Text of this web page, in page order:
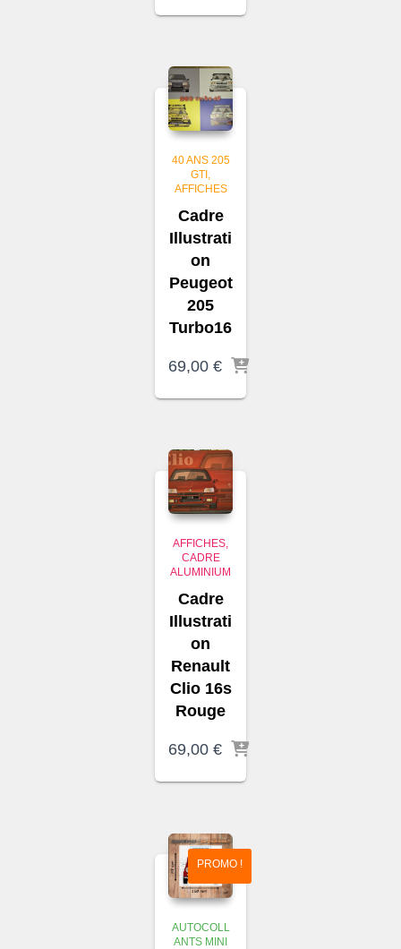
40 ANS 205
GTI
AFFICHES
Cadre
Illustrati
on
Peugeot
205
Turbo16
69,00 €
AFFICHES
CADRE
ALUMINIUM
Cadre
Illustrati
on
Renault
Clio 16s
Rouge
69,00 €
PROMO !
AUTOCOLL
ANTS MINI